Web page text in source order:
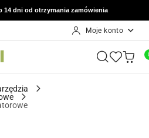
14 dni od otrzymania zamówienia
Moje konto